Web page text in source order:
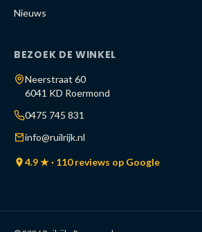
Nieuws
BEZOEK DE WINKEL
Neerstraat 60
6041 KD Roermond
0475 745 831
info@ruilrijk.nl
4.9 ★ · 110 reviews op Google